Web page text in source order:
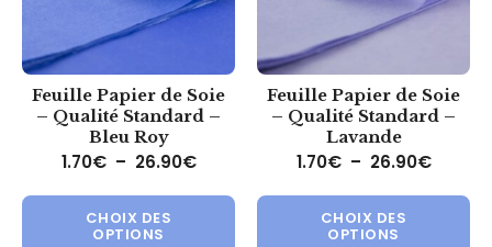
Feuille Papier de Soie
– Qualité Standard –
Bleu Roy
1.70€ – 26.90€Plage de prix : 1.70€ à 26.90€
CHOIX DES
OPTIONS
Ce produit a plusieurs
Feuille Papier de Soie
– Qualité Standard –
Lavande
1.70€ – 26.90€Plage
CHOIX DES
OPTIONS